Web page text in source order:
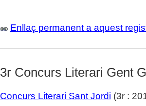
Enllaç permanent a aquest
3r Concurs Literari Gent
Concurs Literari Sant Jordi (3r :